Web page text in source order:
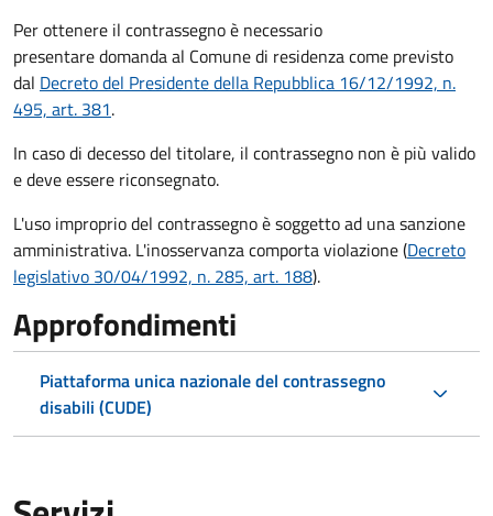
Per ottenere il contrassegno è necessario
presentare domanda al Comune di residenza come previsto
dal Decreto del Presidente della Repubblica 16/12/1992, n.
495, art. 381.
In caso di decesso del titolare, il contrassegno non è più valido
e deve essere riconsegnato.
L'uso improprio del contrassegno è soggetto ad una sanzione
amministrativa. L'inosservanza comporta violazione (Decreto
legislativo 30/04/1992, n. 285, art. 188).
Approfondimenti
Piattaforma unica nazionale del contrassegno
disabili (CUDE)